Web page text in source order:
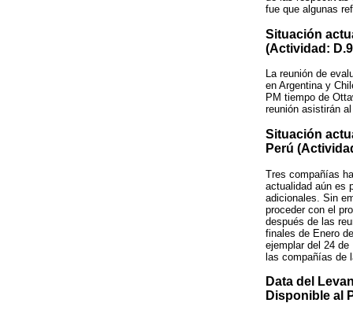
fue que algunas
Situación
(Actividad:
La reunión de
en Argentina y
PM tiempo de
reunión asistirán
Situación
Perú
Tres compañías
actualidad aún es
adicionales. Sin
proceder con el
después de las
finales de Enero
ejemplar del 24
las compañías de
Data del
Disponible al